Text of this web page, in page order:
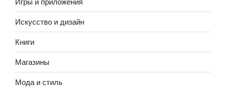
Искусство и дизайн
Книги
Магазины
Мода и стиль